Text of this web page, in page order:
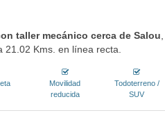
taller mecánico cerca de Salou
21.02 Kms. en línea recta.
Movilidad
reducida
Todoterreno /
SUV